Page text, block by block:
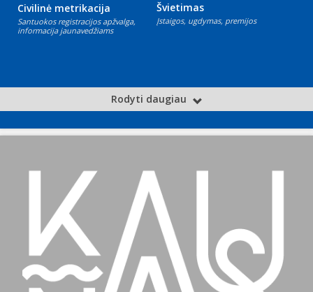
Civilinė metrikacija
Santuokos registracijos apžvalga,
informacija jaunavedžiams
Švietimas
Įstaigos, ugdymas, premijos
Rodyti daugiau